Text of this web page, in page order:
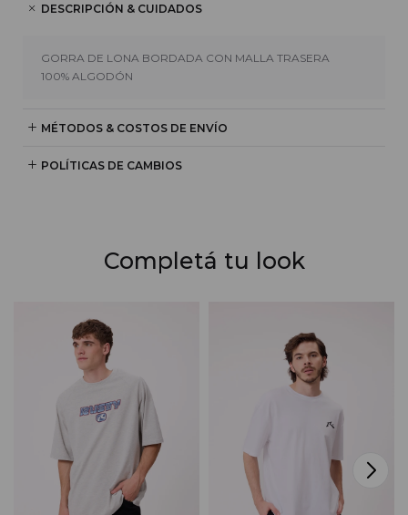
DESCRIPCIÓN & CUIDADOS
GORRA DE LONA BORDADA CON MALLA TRASERA
100% ALGODÓN
MÉTODOS & COSTOS DE ENVÍO
POLÍTICAS DE CAMBIOS
Completá tu look